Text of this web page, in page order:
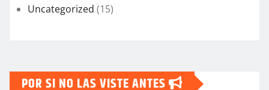
Uncategorized (15)
POR SI NO LAS VISTE ANTES